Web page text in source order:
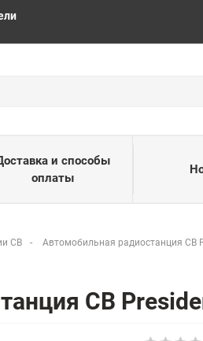
и способы
оплаты
CB Автомобильная радиостанция CB
CB